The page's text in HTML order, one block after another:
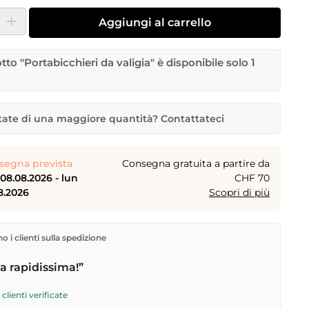
inserisci la quantità desiderata o usa i pulsanti per aumentare o
Aggiungi al carrello
"Portabicchieri da valigia" è disponibile solo 1
di una maggiore quantità? Contattateci
Data di consegna desiderata
prevista
- lun
Consegna gratuita a partire da
CHF 70
Scopri di più
dal nostro magazzino a Kriens, in Svizzera.
a partire da
spediti in giornata – consegna il
Posta Svizzera. Consegna sabato
i clienti sulla spedizione
rapidissima!”
clienti verificate